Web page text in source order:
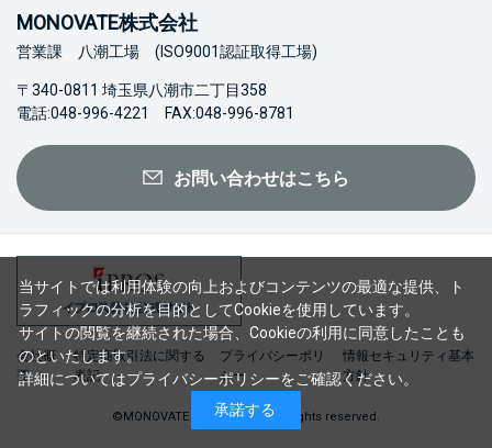
MONOVATE株式会社
営業課 八潮工場 (ISO9001認証取得工場)
〒340-0811 埼玉県八潮市二丁目358
電話:048-996-4221 FAX:048-996-8781
お問い合わせはこちら
会社概
要
特定商取引法に関する
表記
プライバシーポリ
シー
情報セキュリティ基本
方針
©MONOVATE Co., Ltd. 2023 All rights reserved.
当サイトでは利用体験の向上およびコンテンツの最適な提供、ト
ラフィックの分析を目的としてCookieを使用しています。
サイトの閲覧を継続された場合、Cookieの利用に同意したことも
のといたします。
詳細についてはプライバシーポリシーをご確認ください。
承諾する